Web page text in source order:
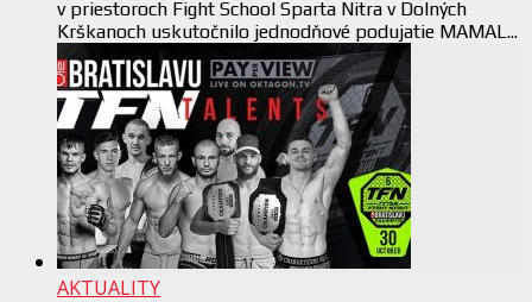
v priestoroch Fight School Sparta Nitra v Dolných
Krškanoch uskutočnilo jednodňové podujatie MAMAL...
AKTUALITY